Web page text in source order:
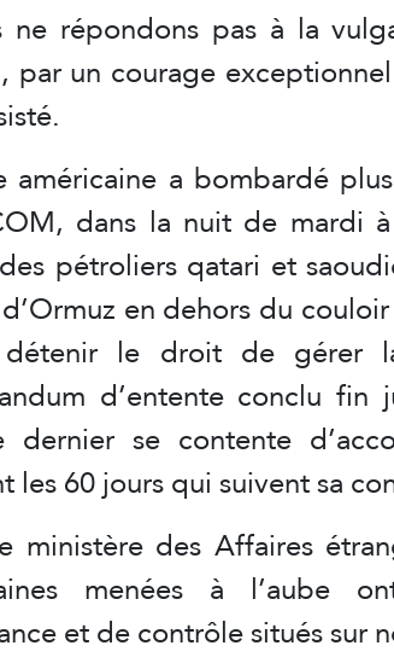
ne répondons pas à la
par un courage
américaine a bombardé
dans la nuit de mardi
pétroliers qatari et
en dehors du
détenir le droit de gérer
d’entente conclu fin
se contente
les 60 jours qui suivent sa
ministère des Affaires
menées à l’aube
et de contrôle situés sur